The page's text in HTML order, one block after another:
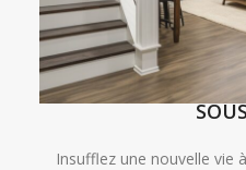
Insufflez une nouvelle vie